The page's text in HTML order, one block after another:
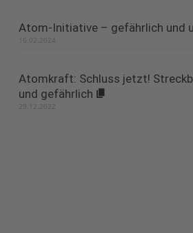
Atom-Initiative – gefährlich und
16.02.2024
Atomkraft: Schluss jetzt!
und gefährlich
29.12.2022